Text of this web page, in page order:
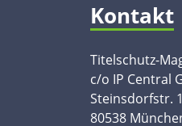
Kontakt
Titelschutz-
c/o IP Central
Steinsdorfstr.
80538